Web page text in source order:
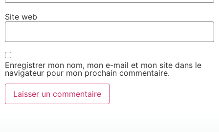
Site web
Enregistrer mon nom, mon e-mail et mon site dans le
navigateur pour mon prochain commentaire.